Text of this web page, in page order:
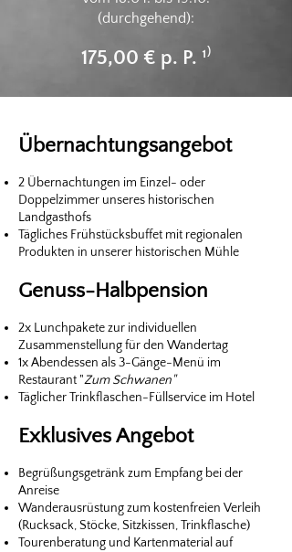
(durchgehend):
175,00 € p. P. ¹⁾
Übernachtungsangebot
2 Übernachtungen im Einzel- oder
Doppelzimmer unseres historischen
Landgasthofs
Tägliches Frühstücksbuffet mit regionalen
Produkten in unserer historischen Mühle
Genuss-Halbpension
2x Lunchpakete zur individuellen
Zusammenstellung für den Wandertag
1x Abendessen als 3-Gänge-Menü im
Restaurant "Zum Schwanen"
Täglicher Trinkflaschen-Füllservice im Hotel
Exklusives Angebot
Begrüßungsgetränk zum Empfang bei der
Anreise
Wanderausrüstung zum kostenfreien Verleih
(Rucksack, Stöcke, Sitzkissen, Trinkflasche)
Tourenberatung und Kartenmaterial auf